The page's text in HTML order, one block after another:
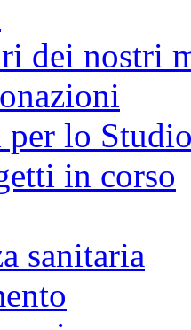
dei nostri
lo
in corso
sanitaria